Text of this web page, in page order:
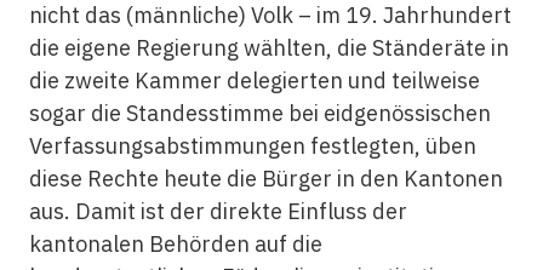
nicht das (männliche) Volk – im 19. Jahrhundert
die eigene Regierung wählten, die Ständeräte in
die zweite Kammer delegierten und teilweise
sogar die Standesstimme bei eidgenössischen
Verfassungsabstimmungen festlegten, üben
diese Rechte heute die Bürger in den Kantonen
aus. Damit ist der direkte Einfluss der
kantonalen Behörden auf die